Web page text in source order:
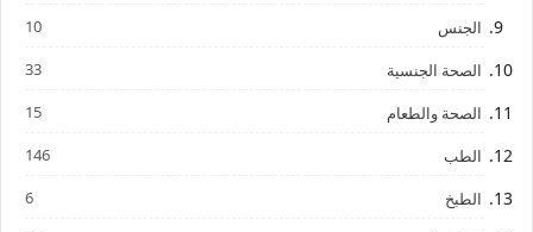
الجنس 10
الصحة الجنسية 33
الصحة والطعام 15
الطب 146
الطبخ 6